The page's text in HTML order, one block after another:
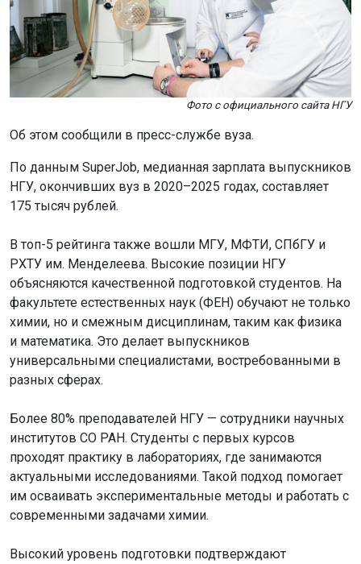
Фото с официального сайта НГУ
Об этом сообщили в пресс-службе вуза.
По данным SuperJob, медианная зарплата выпускников
НГУ, окончивших вуз в 2020–2025 годах, составляет
175 тысяч рублей.
В топ-5 рейтинга также вошли МГУ, МФТИ, СПбГУ и
РХТУ им. Менделеева. Высокие позиции НГУ
объясняются качественной подготовкой студентов. На
факультете естественных наук (ФЕН) обучают не только
химии, но и смежным дисциплинам, таким как физика
и математика. Это делает выпускников
универсальными специалистами, востребованными в
разных сферах.
Более 80% преподавателей НГУ — сотрудники научных
институтов СО РАН. Студенты с первых курсов
проходят практику в лабораториях, где занимаются
актуальными исследованиями. Такой подход помогает
им осваивать экспериментальные методы и работать с
современными задачами химии.
Высокий уровень подготовки подтверждают